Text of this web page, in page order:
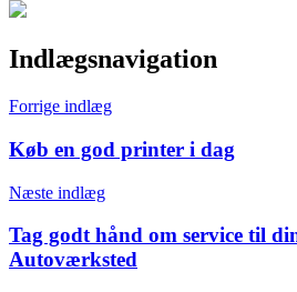
Indlægsnavigation
Forrige indlæg
Køb en god printer i dag
Næste indlæg
Tag godt hånd om service til
Autoværksted